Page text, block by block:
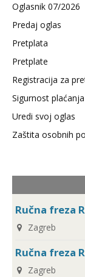
Oglasnik 07/2026
Predaj oglas
Pretplata
Pretplate
Registracija za
Sigurnost plaćanja
Uredi svoj oglas
Zaštita osobnih
Ručna freza
Zagreb
Ručna freza
Zagreb